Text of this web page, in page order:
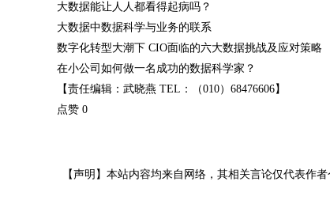
大数据能让人人都看得起病吗？
大数据中数据科学与业务的联系
数字化转型大潮下 CIO面临的六大数据挑战及应对策略
在小公司如何做一名成功的数据科学家？
【责任编辑：武晓燕 TEL：（010）68476606】
点赞 0
【声明】本站内容均来自网络，其相关言论仅代表作